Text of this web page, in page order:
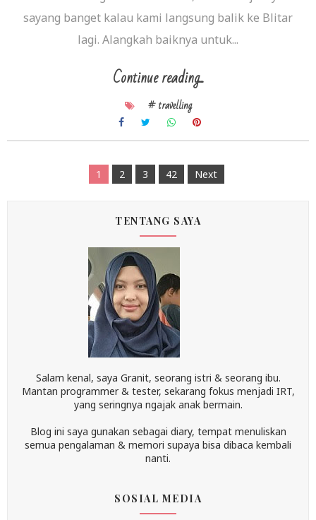
sayang banget kalau kami langsung balik ke Blitar
lagi. Alangkah baiknya untuk...
Continue reading...
# travelling
1 2 3 42 Next
TENTANG SAYA
Salam kenal, saya Granit, seorang istri & seorang ibu.
Mantan programmer & tester, sekarang fokus menjadi IRT,
yang seringnya ngajak anak bermain.
Blog ini saya gunakan sebagai diary, tempat menuliskan
semua pengalaman & memori supaya bisa dibaca kembali
nanti.
SOSIAL MEDIA